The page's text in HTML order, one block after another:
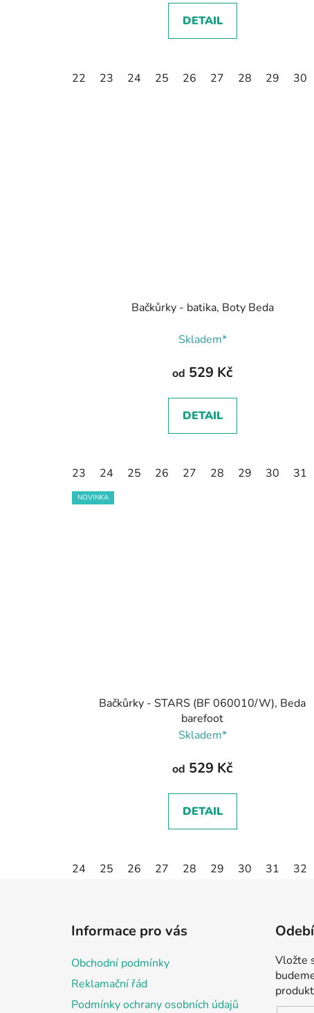
DETAIL
22 23 24 25 26 27 28 29 30
Bačkůrky - batika, Boty Beda
Skladem*
od 529 Kč
DETAIL
23 24 25 26 27 28 29 30 31
NOVINKA
Bačkůrky - STARS (BF 060010/W), Beda
barefoot
Skladem*
od 529 Kč
DETAIL
24 25 26 27 28 29 30 31 32
Informace pro vás
Obchodní podmínky
Reklamační řád
Podmínky ochrany osobních údajů
Vložte